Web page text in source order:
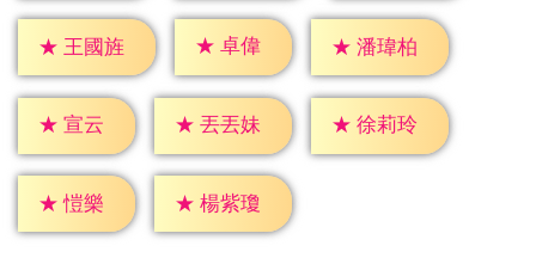
★ 王國旌 ★ 卓偉 ★ 潘瑋柏
★ 宣云 ★ 丟丟妹 ★ 徐莉玲
★ 愷樂 ★ 楊紫瓊